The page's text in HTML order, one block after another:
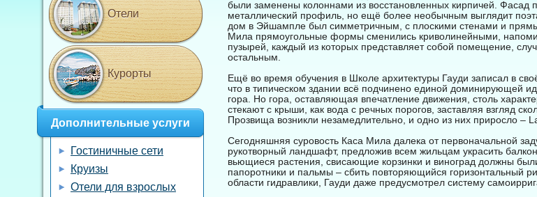
были заменены колоннами из восстановленных кирпичей. Фасад
металлический профиль, но ещё более необычным выглядит
дом в Эйшампле был симметричным, с плоскими стенами и
Мила прямоугольные формы сменились криволинейными,
пузырей, каждый из которых представляет собой помещение,
остальным.
Ещё во время обучения в Школе архитектуры Гауди записал в
что в типическом здании всё подчинено единой доминирующей
гора. Но гора, оставляющая впечатление движения, столь
стекают с крыши, как вода с речных порогов, заставляя взгляд
Прозвища возникли незамедлительно, и одно из них приросло –
Сегодняшняя суровость Каса Мила далека от первоначальной
рукотворный ландшафт, предложив всем жильцам украсить
вьющиеся растения, свисающие корзинки и виноград должны были
папоротники и пальмы – сбить повторяющийся горизонтальный
области гидравлики, Гауди даже предусмотрел систему
Отели
Курорты
Дополнительные услуги
Гостиничные сети
Круизы
Отели для взрослых